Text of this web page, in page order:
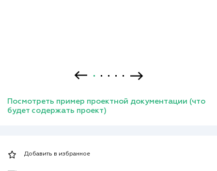
Посмотреть пример проектной документации (что
будет содержать проект)
Добавить в избранное